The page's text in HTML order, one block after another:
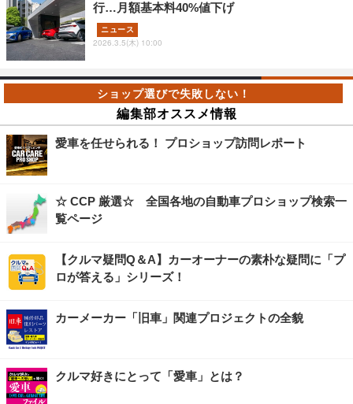
行…月額基本料40%値下げ
ニュース
2026.3.5(木) 10:00
編集部オススメ情報
愛車を任せられる！ プロショップ訪問レポート
☆ CCP 厳選☆ 全国各地の自動車プロショップ検索一
覧ページ
【クルマ疑問Q＆A】カーオーナーの素朴な疑問に「プ
ロが答える」シリーズ！
カーメーカー「旧車」関連プロジェクトの全貌
クルマ好きにとって「愛車」とは？